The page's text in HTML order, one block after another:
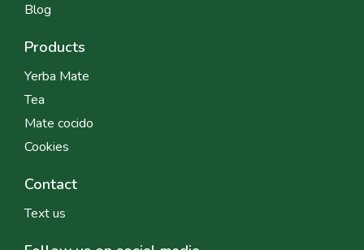
Blog
Products
Yerba Mate
Tea
Mate cocido
Cookies
Contact
Text us